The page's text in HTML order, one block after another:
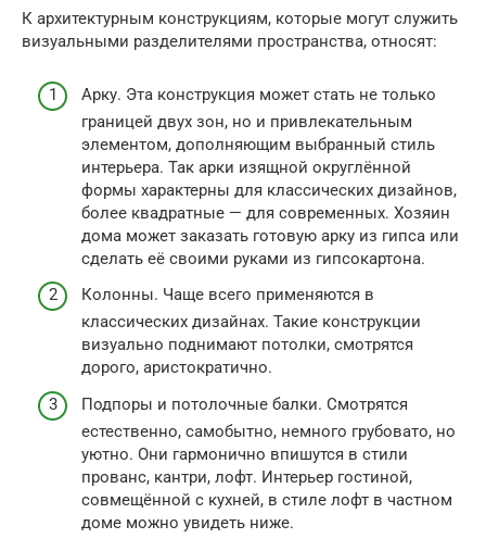
К архитектурным конструкциям, которые могут служить
визуальными разделителями пространства, относят:
Арку. Эта конструкция может стать не только
границей двух зон, но и привлекательным
элементом, дополняющим выбранный стиль
интерьера. Так арки изящной округлённой
формы характерны для классических дизайнов,
более квадратные — для современных. Хозяин
дома может заказать готовую арку из гипса или
сделать её своими руками из гипсокартона.
Колонны. Чаще всего применяются в
классических дизайнах. Такие конструкции
визуально поднимают потолки, смотрятся
дорого, аристократично.
Подпоры и потолочные балки. Смотрятся
естественно, самобытно, немного грубовато, но
уютно. Они гармонично впишутся в стили
прованс, кантри, лофт. Интерьер гостиной,
совмещённой с кухней, в стиле лофт в частном
доме можно увидеть ниже.